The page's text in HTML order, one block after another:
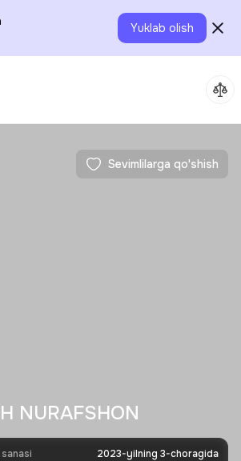
Yuklab olish
Sevimlilarga qo'shish
NURAFSHON
2023-yilning 3-choragida